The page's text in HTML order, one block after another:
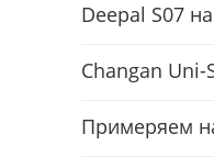
Deepal S07
Changan Uni-
Примеряем